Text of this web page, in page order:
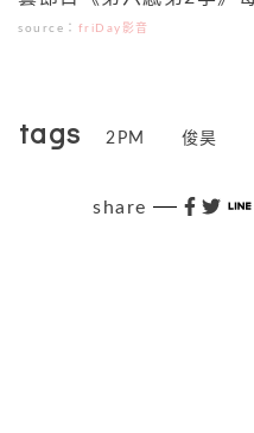
source： friDay影音
tags 2PM 俊昊
share